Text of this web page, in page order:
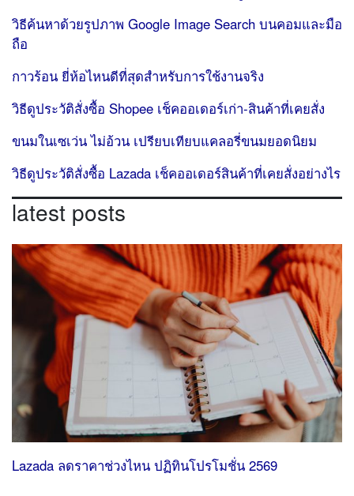
วิธีค้นหาด้วยรูปภาพ Google Image Search บนคอมและมือ
ถือ
กาวร้อน ยี่ห้อไหนดีที่สุดสำหรับการใช้งานจริง
วิธีดูประวัติสั่งซื้อ Shopee เช็คออเดอร์เก่า-สินค้าที่เคยสั่ง
ขนมในเซเว่น ไม่อ้วน เปรียบเทียบแคลอรี่ขนมยอดนิยม
วิธีดูประวัติสั่งซื้อ Lazada เช็คออเดอร์สินค้าที่เคยสั่งอย่างไร
latest posts
Lazada ลดราคาช่วงไหน ปฏิทินโปรโมชั่น 2569